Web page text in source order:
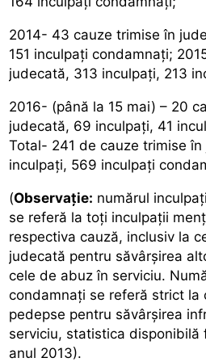
2014- 43 cauze trimise în
151 inculpaţi condamnaţi;
judecată, 313 inculpaţi, 213
2016- (până la 15 mai) – 20
judecată, 69 inculpaţi, 41
Total- 241 de cauze trimise în
inculpaţi, 569 inculpaţi
(Observație: numărul
se referă la toți inculpații
respectiva cauză, inclusiv la
judecată pentru săvârșirea
cele de abuz în serviciu.
condamnați se referă strict la
pedepse pentru săvârșirea
serviciu, statistica disponibilă
anul 2013).